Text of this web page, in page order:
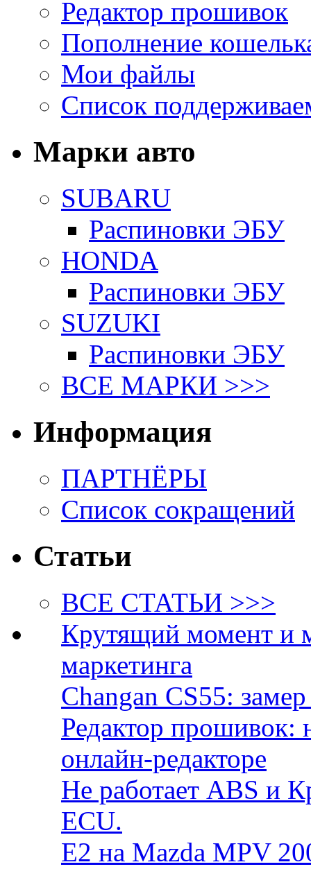
Редактор прошивок
Пополнение
Мои файлы
Список
Марки авто
SUBARU
Распиновки ЭБУ
HONDA
Распиновки ЭБУ
SUZUKI
Распиновки ЭБУ
ВСЕ МАРКИ >>>
Информация
ПАРТНЁРЫ
Список сокращений
Статьи
ВСЕ СТАТЬИ >>>
Крутящий момент и
маркетинга
Changan CS55:
Редактор прошивок:
онлайн-редакторе
Не работает ABS и
ECU.
E2 на Mazda MPV